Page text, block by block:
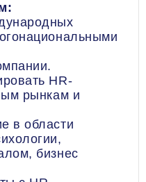
HR-
рынкам и
в области
бизнес